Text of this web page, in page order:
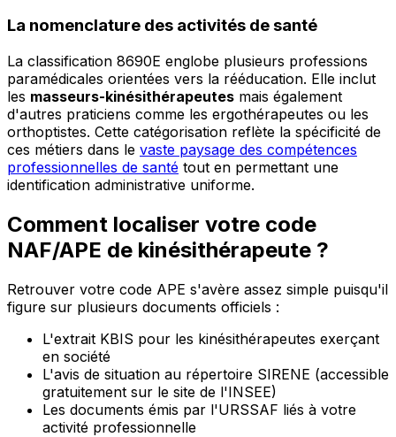
La nomenclature des activités de santé
La classification 8690E englobe plusieurs professions
paramédicales orientées vers la rééducation. Elle inclut
les masseurs-kinésithérapeutes mais également
d'autres praticiens comme les ergothérapeutes ou les
orthoptistes. Cette catégorisation reflète la spécificité de
ces métiers dans le vaste paysage des compétences
professionnelles de santé tout en permettant une
identification administrative uniforme.
Comment localiser votre code
NAF/APE de kinésithérapeute ?
Retrouver votre code APE s'avère assez simple puisqu'il
figure sur plusieurs documents officiels :
L'extrait KBIS pour les kinésithérapeutes exerçant
en société
L'avis de situation au répertoire SIRENE (accessible
gratuitement sur le site de l'INSEE)
Les documents émis par l'URSSAF liés à votre
activité professionnelle